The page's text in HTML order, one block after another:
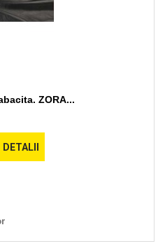
ZORA...
DETALII